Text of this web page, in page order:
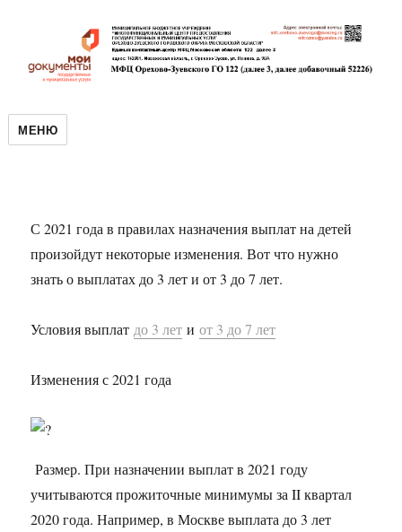
МЕНЮ
С 2021 года в правилах назначения выплат на детей
произойдут некоторые изменения. Вот что нужно
знать о выплатах до 3 лет и от 3 до 7 лет.
Условия выплат до 3 лет иот 3 до 7 лет
Изменения с 2021 года
Размер. При назначении выплат в 2021 году
учитываются прожиточные минимумы за II квартал
2020 года. Например, в Москве выплата до 3 лет